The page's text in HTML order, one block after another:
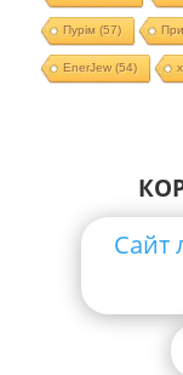
Пурім (57)
EnerJew(54)
Сайт